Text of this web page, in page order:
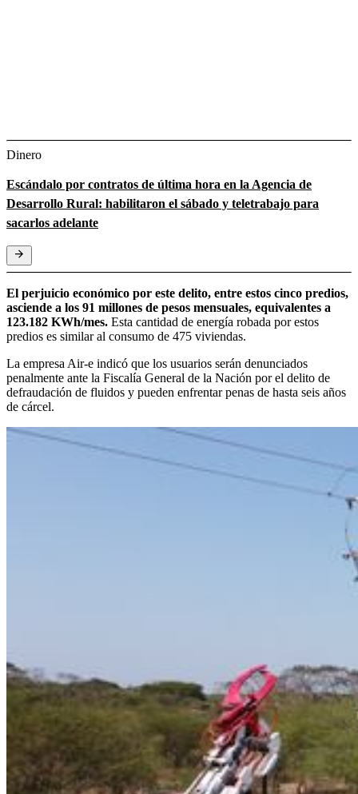
Dinero
Escándalo por contratos de última hora en la Agencia de
Desarrollo Rural: habilitaron el sábado y teletrabajo para
sacarlos adelante
El perjuicio económico por este delito, entre estos cinco predios,
asciende a los 91 millones de pesos mensuales, equivalentes a
123.182 KWh/mes. Esta cantidad de energía robada por estos
predios es similar al consumo de 475 viviendas.
La empresa Air-e indicó que los usuarios serán denunciados
penalmente ante la Fiscalía General de la Nación por el delito de
defraudación de fluidos y pueden enfrentar penas de hasta seis años
de cárcel.